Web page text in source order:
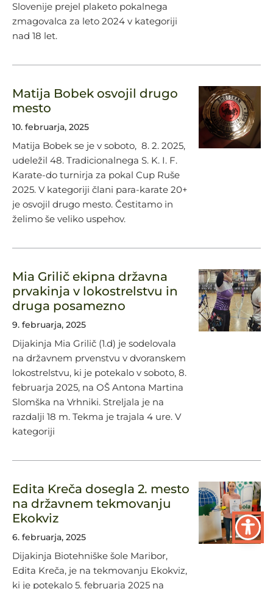
Slovenije prejel plaketo pokalnega
zmagovalca za leto 2024 v kategoriji
nad 18 let.
Matija Bobek osvojil drugo
mesto
10. februarja, 2025
Matija Bobek se je v soboto, 8. 2. 2025,
udeležil 48. Tradicionalnega S. K. I. F.
Karate-do turnirja za pokal Cup Ruše
2025. V kategoriji člani para-karate 20+
je osvojil drugo mesto. Čestitamo in
želimo še veliko uspehov.
Mia Grilič ekipna državna
prvakinja v lokostrelstvu in
druga posamezno
9. februarja, 2025
Dijakinja Mia Grilič (1.d) je sodelovala
na državnem prvenstvu v dvoranskem
lokostrelstvu, ki je potekalo v soboto, 8.
februarja 2025, na OŠ Antona Martina
Slomška na Vrhniki. Streljala je na
razdalji 18 m. Tekma je trajala 4 ure. V
kategoriji
Edita Kreča dosegla 2. mesto
na državnem tekmovanju
Ekokviz
6. februarja, 2025
Dijakinja Biotehniške šole Maribor,
Edita Kreča, je na tekmovanju Ekokviz,
ki je potekalo 5. februarja 2025 na